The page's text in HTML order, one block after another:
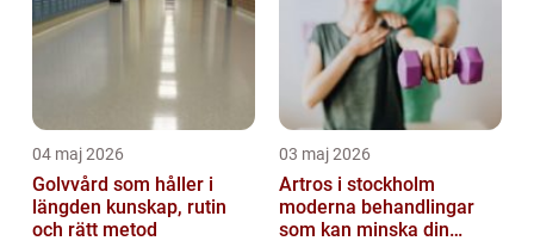
04 maj 2026
Golvvård som håller i
längden kunskap, rutin
och rätt metod
03 maj 2026
Artros i stockholm
moderna behandlingar
som kan minska din